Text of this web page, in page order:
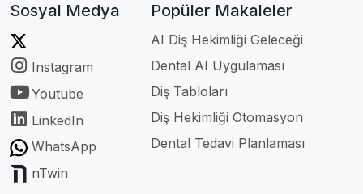
Sosyal Medya
Instagram
Youtube
LinkedIn
WhatsApp
nTwin
Popüler Makaleler
AI Diş Hekimliği Geleceği
Dental AI Uygulaması
Diş Tabloları
Diş Hekimliği Otomasyon
Dental Tedavi Planlaması